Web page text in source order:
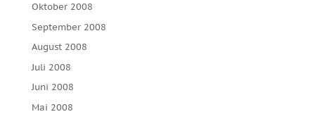
Oktober 2008
September 2008
August 2008
Juli 2008
Juni 2008
Mai 2008